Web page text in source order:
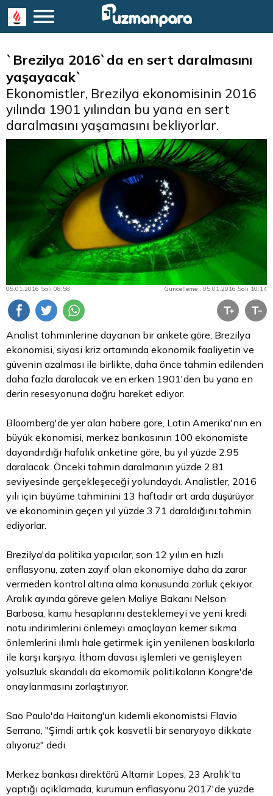
`Brezilya 2016`da en sert daralmasını
yaşayacak`
Ekonomistler, Brezilya ekonomisinin 2016
yılında 1901 yılından bu yana en sert
daralmasını yaşamasını bekliyorlar.
05.01.2016 Salı 08:58 Güncelleme : 05.01.2016 Salı 10:14
Analist tahminlerine dayanan bir ankete göre, Brezilya
ekonomisi, siyasi kriz ortamında ekonomik faaliyetin ve
güvenin azalması ile birlikte, daha önce tahmin edilenden
daha fazla daralacak ve en erken 1901'den bu yana en
derin resesyonuna doğru hareket ediyor.
Bloomberg'de yer alan habere göre, Latin Amerika'nın en
büyük ekonomisi, merkez bankasının 100 ekonomiste
dayandırdığı hafalık anketine göre, bu yıl yüzde 2.95
daralacak. Önceki tahmin daralmanın yüzde 2.81
seviyesinde gerçekleşeceği yolundaydı. Analistler, 2016
yılı için büyüme tahminini 13 haftadır art arda düşürüyor
ve ekonominin geçen yıl yüzde 3.71 daraldığını tahmin
ediyorlar.
Brezilya'da politika yapıcılar, son 12 yılın en hızlı
enflasyonu, zaten zayıf olan ekonomiye daha da zarar
vermeden kontrol altına alma konusunda zorluk çekiyor.
Aralık ayında göreve gelen Maliye Bakanı Nelson
Barbosa, kamu hesaplarını desteklemeyi ve yeni kredi
notu indirimlerini önlemeyi amaçlayan kemer sıkma
önlemlerini ılımlı hale getirmek için yenilenen baskılarla
ile karşı karşıya. İtham davası işlemleri ve genişleyen
yolsuzluk skandalı da ekomomik politikaların Kongre'de
onaylanmasını zorlaştırıyor.
Sao Paulo'da Haitong'un kıdemli ekonomistsi Flavio
Serrano, "Şimdi artık çok kasvetli bir senaryoyo dikkate
alıyoruz" dedi.
Merkez bankası direktörü Altamir Lopes, 23 Aralık'ta
yaptığı açıklamada, kurumun enflasyonu 2017'de yüzde